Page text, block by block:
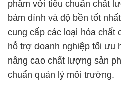
phẩm với tiêu chuẩn chất
bám dính và độ bền tốt
cung cấp các loại hóa chất
hỗ trợ doanh nghiệp tối ưu
nâng cao chất lượng sản
chuẩn quản lý môi trường.